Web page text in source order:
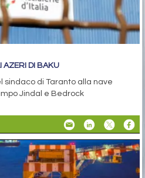
AZERI DI BAKU
sindaco di Taranto alla nave
Jindal e Bedrock